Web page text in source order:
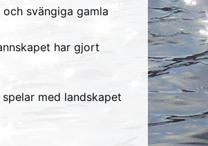
svängiga gamla
har gjort
spelar med landskapet